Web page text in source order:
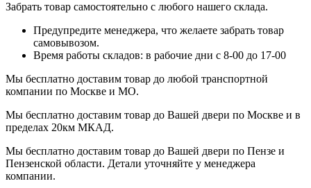
Забрать товар самостоятельно с любого нашего склада.
Предупредите менеджера, что желаете забрать товар
самовывозом.
Время работы складов: в рабочие дни с 8-00 до 17-00
Мы бесплатно доставим товар до любой транспортной
компании по Москве и МО.
Мы бесплатно доставим товар до Вашей двери по Москве и в
пределах 20км МКАД.
Мы бесплатно доставим товар до Вашей двери по Пензе и
Пензенской области. Детали уточняйте у менеджера
компании.